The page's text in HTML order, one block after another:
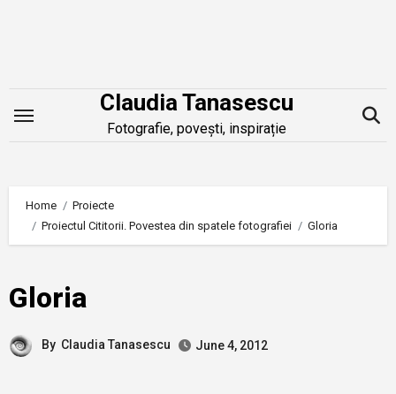
Claudia Tanasescu
Fotografie, povești, inspirație
Home
Proiecte
Proiectul Cititorii. Povestea din spatele fotografiei
Gloria
Gloria
By Claudia Tanasescu June 4, 2012